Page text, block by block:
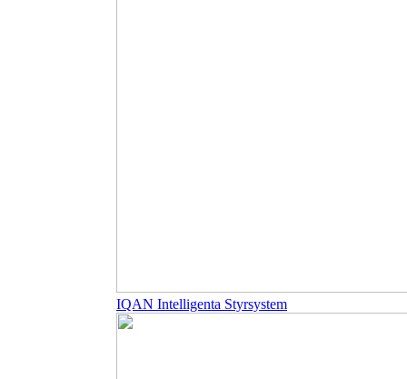
IQAN Intelligenta Styrsystem